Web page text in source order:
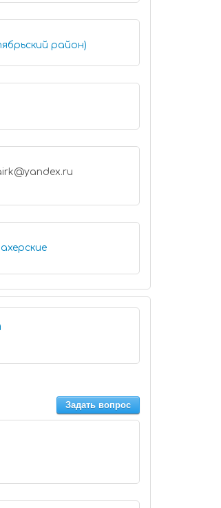
район)
Задать вопрос